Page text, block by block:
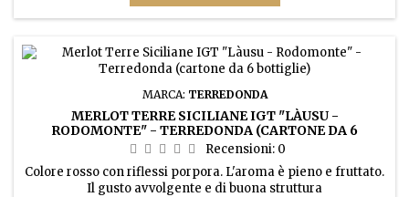
MARCA: TERREDONDA
MERLOT TERRE SICILIANE IGT "LÀUSU -
RODOMONTE" - TERREDONDA (CARTONE DA 6
BOTTIGLIE)
Recensioni: 0
Colore rosso con riflessi porpora. L'aroma è pieno e fruttato.
Il gusto avvolgente e di buona struttura